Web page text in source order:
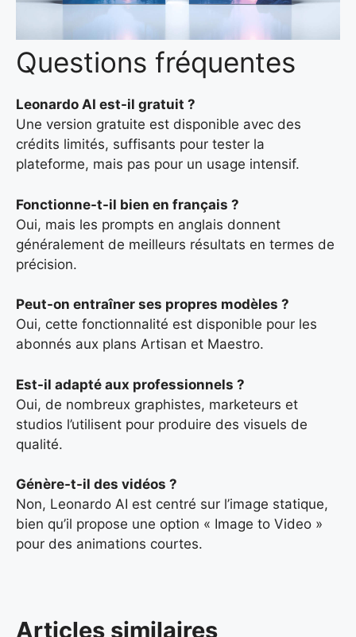
Questions fréquentes
Leonardo AI est-il gratuit ?
Une version gratuite est disponible avec des
crédits limités, suffisants pour tester la
plateforme, mais pas pour un usage intensif.
Fonctionne-t-il bien en français ?
Oui, mais les prompts en anglais donnent
généralement de meilleurs résultats en termes de
précision.
Peut-on entraîner ses propres modèles ?
Oui, cette fonctionnalité est disponible pour les
abonnés aux plans Artisan et Maestro.
Est-il adapté aux professionnels ?
Oui, de nombreux graphistes, marketeurs et
studios l’utilisent pour produire des visuels de
qualité.
Génère-t-il des vidéos ?
Non, Leonardo AI est centré sur l’image statique,
bien qu’il propose une option « Image to Video »
pour des animations courtes.
Articles similaires